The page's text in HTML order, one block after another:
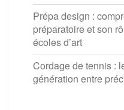
Prépa design :
préparatoire et son
écoles d’art
Cordage de tennis :
génération entre